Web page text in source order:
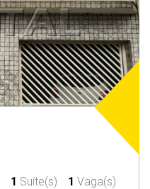
1 Suíte(s) 1 Vaga(s)